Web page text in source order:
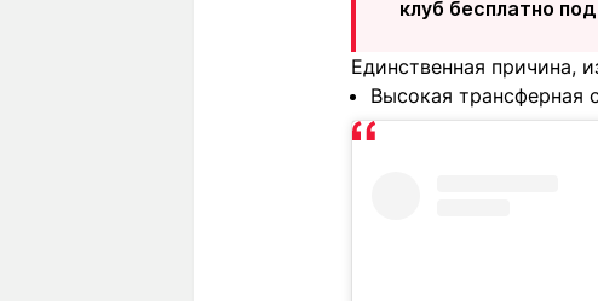
клуб бесплатно
Единственная причина,
Высокая трансферная